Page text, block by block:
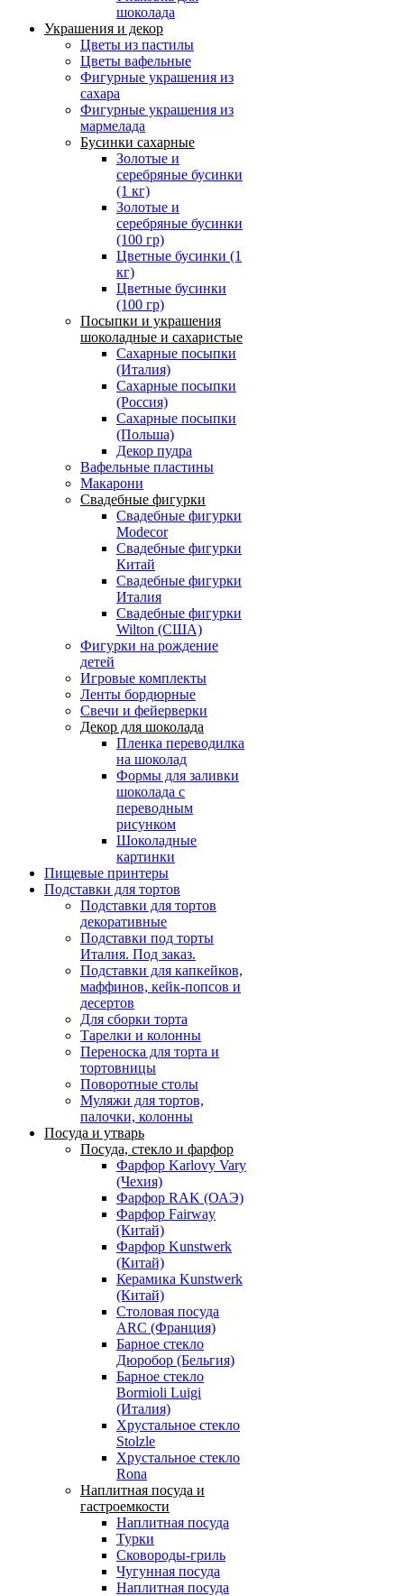
шоколада
Украшения и декор
Цветы из пастилы
Цветы вафельные
Фигурные украшения из
сахара
Фигурные украшения из
мармелада
Бусинки сахарные
Золотые и
серебряные бусинки
(1 кг)
Золотые и
серебряные бусинки
(100 гр)
Цветные бусинки (1
кг)
Цветные бусинки
(100 гр)
Посыпки и украшения
шоколадные и сахаристые
Сахарные посыпки
(Италия)
Сахарные посыпки
(Россия)
Сахарные посыпки
(Польша)
Декор пудра
Вафельные пластины
Макарони
Свадебные фигурки
Свадебные фигурки
Modecor
Свадебные фигурки
Китай
Свадебные фигурки
Италия
Свадебные фигурки
Wilton (США)
Фигурки на рождение
детей
Игровые комплекты
Ленты бордюрные
Свечи и фейерверки
Декор для шоколада
Пленка переводилка
на шоколад
Формы для заливки
шоколада с
переводным
рисунком
Шоколадные
картинки
Пищевые принтеры
Подставки для тортов
Подставки для тортов
декоративные
Подставки под торты
Италия. Под заказ.
Подставки для капкейков,
маффинов, кейк-попсов и
десертов
Для сборки торта
Тарелки и колонны
Переноска для торта и
тортовницы
Поворотные столы
Муляжи для тортов,
палочки, колонны
Посуда и утварь
Посуда, стекло и фарфор
Фарфор Karlovy Vary
(Чехия)
Фарфор RAK (ОАЭ)
Фарфор Fairway
(Китай)
Фарфор Kunstwerk
(Китай)
Керамика Kunstwerk
(Китай)
Столовая посуда
ARC (Франция)
Барное стекло
Дюробор (Бельгия)
Барное стекло
Bormioli Luigi
(Италия)
Хрустальное стекло
Stolzle
Хрустальное стекло
Rona
Наплитная посуда и
гастроемкости
Наплитная посуда
Турки
Сковороды-гриль
Чугунная посуда
Наплитная посуда